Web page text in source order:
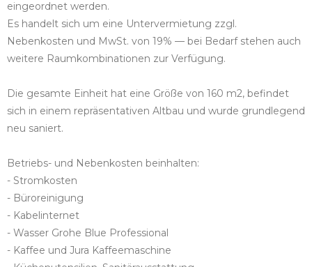
eingeordnet werden.
Es handelt sich um eine Untervermietung zzgl.
Nebenkosten und MwSt. von 19% — bei Bedarf stehen auch
weitere Raumkombinationen zur Verfügung.
Die gesamte Einheit hat eine Größe von 160 m2, befindet
sich in einem repräsentativen Altbau und wurde grundlegend
neu saniert.
Betriebs- und Nebenkosten beinhalten:
- Stromkosten
- Büroreinigung
- Kabelinternet
- Wasser Grohe Blue Professional
- Kaffee und Jura Kaffeemaschine